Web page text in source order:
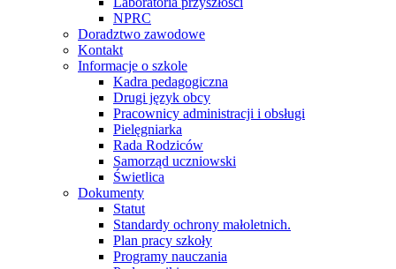
NPRC
Doradztwo zawodowe
Kontakt
Informacje o szkole
Kadra pedagogiczna
Drugi język obcy
Pracownicy administracji i obsługi
Pielęgniarka
Rada Rodziców
Samorząd uczniowski
Świetlica
Dokumenty
Statut
Standardy ochrony małoletnich.
Plan pracy szkoły
Programy nauczania